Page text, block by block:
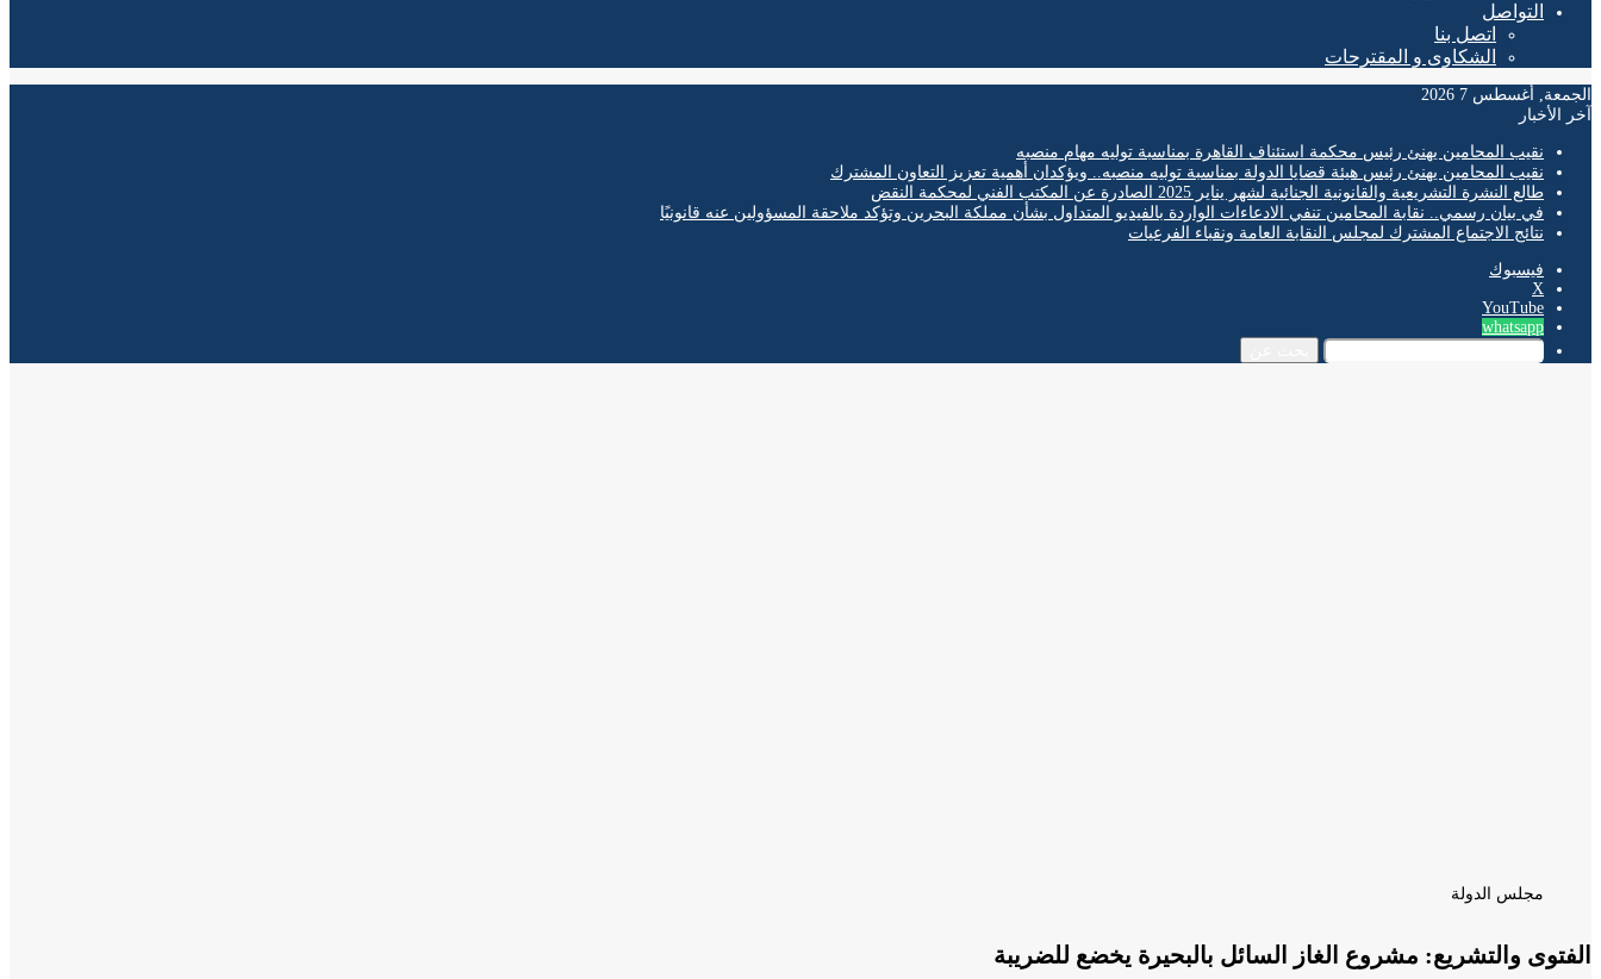
التواصل
اتصل بنا
الشكاوى و المقترحات
الجمعة, أغسطس 7 2026
آخر الأخبار
نقيب المحامين يهنئ رئيس محكمة استئناف القاهرة بمناسبة توليه مهام منصبه
نقيب المحامين يهنئ رئيس هيئة قضايا الدولة بمناسبة توليه منصبه.. ويؤكدان أهمية تعزيز التعاون المشترك
طالع النشرة التشريعية والقانونية الجنائية لشهر يناير 2025 الصادرة عن المكتب الفني لمحكمة النقض
في بيان رسمي.. نقابة المحامين تنفي الادعاءات الواردة بالفيديو المتداول بشأن مملكة البحرين وتؤكد ملاحقة المسؤولين عنه قانونيًا
نتائج الاجتماع المشترك لمجلس النقابة العامة ونقباء الفرعيات
فيسبوك
‫X
‫YouTube
whatsapp
مجلس الدولة
الفتوى والتشريع: مشروع الغاز السائل بالبحيرة يخضع للضريبة